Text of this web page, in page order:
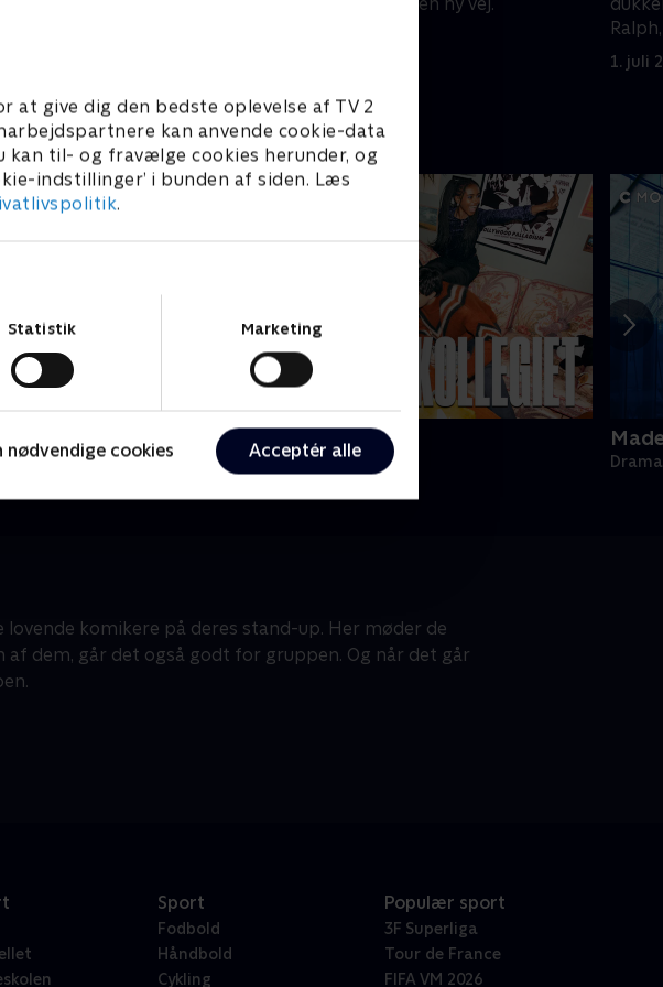
give dig den bedste oplevelse af TV 2
kan anvende cookie-data
til- og fravælge cookies herunder, og
indstillinger’ i bunden af siden. Læs
.
Statistik Marketing
nødvendige cookies Acceptér alle
1. juli
Kollegiet
Drama • 1 sæsoner
komikere på deres stand-up. Her møder de
dem, går det også godt for gruppen. Og når det går
Sport
Fodbold
Håndbold
Cykling
Populær sport
3F Superliga
Tour de France
FIFA VM 2026